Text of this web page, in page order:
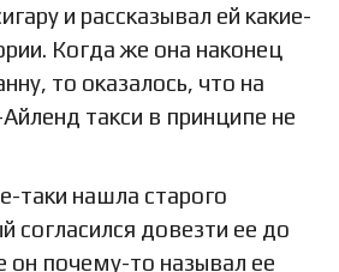
и рассказывал ей какие-
Когда же она наконец
то оказалось, что на
такси в принципе не
таки нашла старого
согласился довезти ее до
он почему-то называл ее